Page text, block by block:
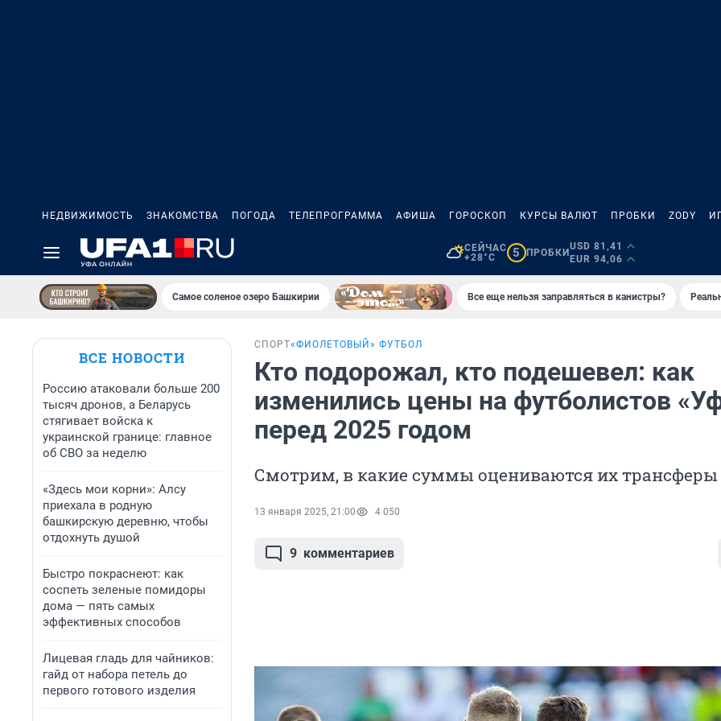
НЕДВИЖИМОСТЬ ЗНАКОМСТВА ПОГОДА ТЕЛЕПРОГРАММА АФИША ГОРОСКОП КУРСЫ ВАЛЮТ ПРОБКИ ZODY
СЕЙЧАС
+28°C
5 ПРОБКИ
USD 81,41
EUR 94,06
Самое соленое озеро Башкирии Все еще нельзя заправляться в канистры?
ВСЕ НОВОСТИ
Россию атаковали больше 200
тысяч дронов, а Беларусь
стягивает войска к
украинской границе: главное
об СВО за неделю
«Здесь мои корни»: Алсу
приехала в родную
башкирскую деревню, чтобы
отдохнуть душой
Быстро покраснеют: как
соспеть зеленые помидоры
дома — пять самых
эффективных способов
Лицевая гладь для чайников:
гайд от набора петель до
первого готового изделия
СПОРТ«ФИОЛЕТОВЫЙ» ФУТБОЛ
Кто подорожал, кто подешевел: как
изменились цены на футболистов
перед 2025 годом
Смотрим, в какие суммы оцениваются их трансферы
13 января 2025, 21:00 4 050
9 комментариев